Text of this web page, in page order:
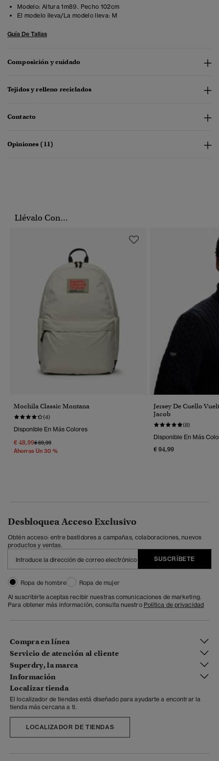
Modelo: Altura 1m89. Pecho 102cm
El modelo lleva/La modelo lleva: M
Guía De Tallas
Composición y cuidado
Tejidos y relleno reciclados
Contacto
Opiniones (11)
Llévalo Con...
Mochila Classic Montana
(4)
Disponible En Más Colores
€ 48,99Precio Rebajado De
€ 69,99A
Ahorras Un 30 %
Jersey De Cuello
Jacob
(8)
Disponible En Más
€ 94,99
Desbloquea Acceso Exclusivo
Obtén acceso: entre bastidores a campañas, colaboraciones, nuevos
productos y ventas.
SUSCRÍBETE
Ropa de hombre
Ropa de mujer
Al suscribirte aceptas recibir nuestras comunicaciones de marketing.
Para obtener más información, consulta nuestro Política de privacidad
Compra en línea
Servicio de atención al cliente
Superdry, la marca
Información
Localizar tienda
El localizador de tiendas está diseñado para ayudarte a encontrar la
tienda más cercana a ti.
LOCALIZADOR DE TIENDAS